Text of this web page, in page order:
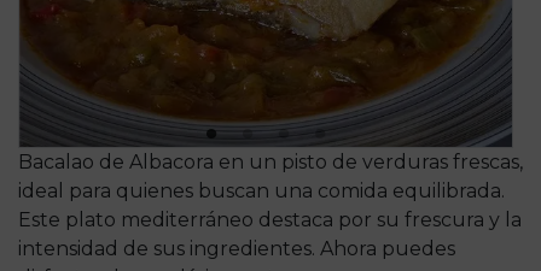
Bacalao de Albacora en un pisto de verduras frescas,
ideal para quienes buscan una comida equilibrada.
Este plato mediterráneo destaca por su frescura y la
intensidad de sus ingredientes. Ahora puedes